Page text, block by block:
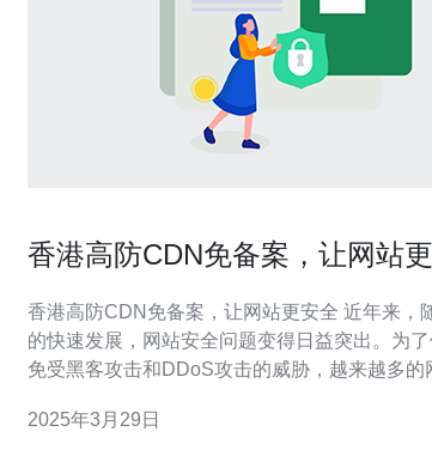
香港高防CDN免备案，让网站
香港高防CDN免备案，让网站更安全 近年来，随着互联网
的快速发展，网站安全问题变得日益突出。为
免受黑客攻击和DDoS攻击的威胁，越来越多的
访问体验。然而，在中国大陆，网站备案成为了
2025年3月29日